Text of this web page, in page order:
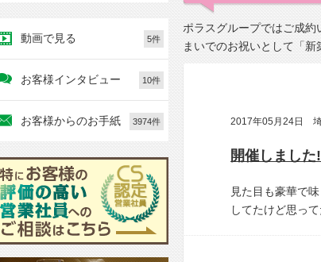
ポラスグループではご成
まいでのお祝いとして「新
2017年05月24日 埼
見た目も豪華で
してたけど思っ
動画で見る 5件
お客様インタビュー 10件
お客様からのお手紙 3974件